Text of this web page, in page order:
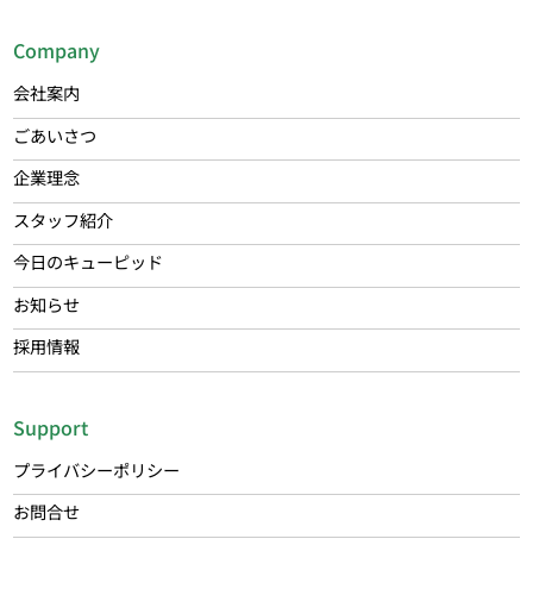
Company
会社案内
ごあいさつ
企業理念
スタッフ紹介
今日のキューピッド
お知らせ
採用情報
Support
プライバシーポリシー
お問合せ